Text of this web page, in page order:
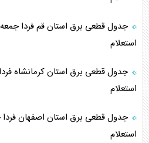
استعلام
استعلام
استعلام